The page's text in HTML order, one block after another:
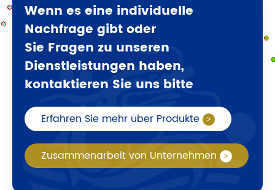
Wenn es eine individuelle
Nachfrage gibt oder
Sie Fragen zu unseren
Dienstleistungen haben,
kontaktieren Sie uns bitte
Erfahren Sie mehr über Produkte
Zusammenarbeit von Unternehmen